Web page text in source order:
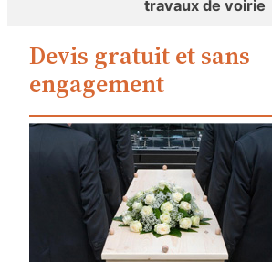
travaux de voirie
Devis gratuit et sans
engagement